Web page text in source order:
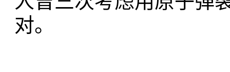
对。